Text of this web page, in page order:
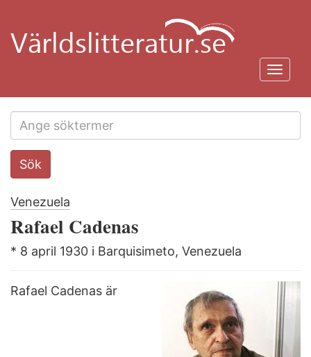
huvudinnehåll
Search
this
Sök
Venezuela
Rafael Cadenas
* 8 april 1930 i Barquisimeto, Venezuela
Rafael Cadenas är